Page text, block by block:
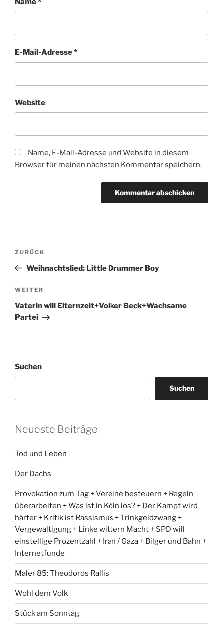
Name*
E-Mail-Adresse*
Website
Name, E-Mail-Adresse und Website in diesem
Browser für meinen nächsten Kommentar speichern.
Beitragsnavigation
Vorheriger
Beitrag
ZURÜCK
Weihnachtslied: Little Drummer Boy
Nächster
Beitrag
WEITER
Vaterin will Elternzeit+Volker Beck+Wachsame
Partei
Suchen
Suchen
Neueste Beiträge
Tod und Leben
Der Dachs
Provokation zum Tag + Vereine besteuern + Regeln
überarbeiten + Was ist in Köln los? + Der Kampf wird
härter + Kritik ist Rassismus + Trinkgeldzwang +
Vergewaltigung + Linke wittern Macht + SPD will
einstellige Prozentzahl + Iran / Gaza + Bilger und Bahn +
Internetfunde
Maler 85: Theodoros Rallis
Wohl dem Volk
Stück am Sonntag